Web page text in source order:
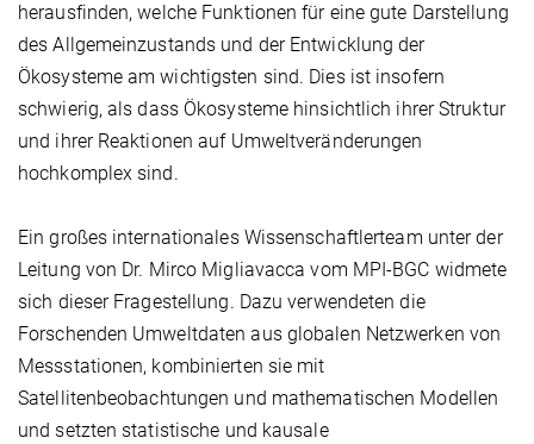
herausfinden, welche Funktionen für eine gute Darstellung
des Allgemeinzustands und der Entwicklung der
Ökosysteme am wichtigsten sind. Dies ist insofern
schwierig, als dass Ökosysteme hinsichtlich ihrer Struktur
und ihrer Reaktionen auf Umweltveränderungen
hochkomplex sind.
Ein großes internationales Wissenschaftlerteam unter der
Leitung von Dr. Mirco Migliavacca vom MPI-BGC widmete
sich dieser Fragestellung. Dazu verwendeten die
Forschenden Umweltdaten aus globalen Netzwerken von
Messstationen, kombinierten sie mit
Satellitenbeobachtungen und mathematischen Modellen
und setzten statistische und kausale